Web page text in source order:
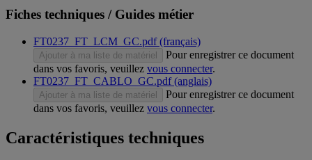
Fiches techniques / Guides métier
FT0237_FT_LCM_GC.pdf (français)
Ajouter à ma liste de matériel
Pour enregistrer ce document
dans vos favoris, veuillez vous connecter.
FT0237_FT_CABLO_GC.pdf (anglais)
Ajouter à ma liste de matériel
Pour enregistrer ce document
dans vos favoris, veuillez vous connecter.
Caractéristiques techniques